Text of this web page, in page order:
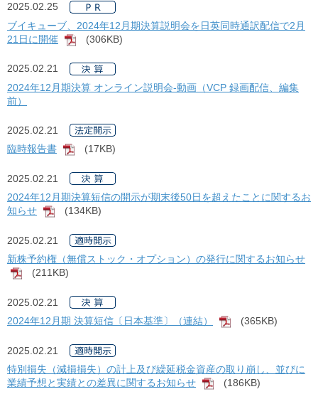
2025.02.25
ブイキューブ、2024年12月期決算説明会を日英同時通訳配信で2月
21日に開催
[PDF]
(306KB)
2025.02.21
2024年12月期決算 オンライン説明会-動画（VCP 録画配信、編集
前）
2025.02.21
臨時報告書
[PDF]
(17KB)
2025.02.21
2024年12月期決算短信の開示が期末後50日を超えたことに関するお
知らせ
[PDF]
(134KB)
2025.02.21
新株予約権（無償ストック・オプション）の発行に関するお知らせ
[PDF]
(211KB)
2025.02.21
2024年12月期 決算短信〔日本基準〕（連結）
[PDF]
(365KB)
2025.02.21
特別損失（減損損失）の計上及び繰延税金資産の取り崩し、並びに
業績予想と実績との差異に関するお知らせ
[PDF]
(186KB)